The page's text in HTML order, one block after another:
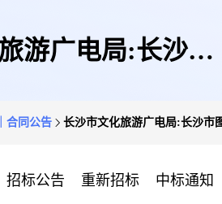
游广电局:长沙市
合同公告 长沙市文化旅游广电局:长沙市
招标公告 重新招标 中标通知